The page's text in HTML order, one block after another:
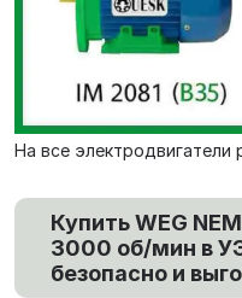
На все электродвигатели
Купить WEG
3000 об/мин в
безопасно и